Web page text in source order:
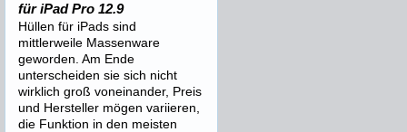
für iPad Pro 12.9
Hüllen für iPads sind
mittlerweile Massenware
geworden. Am Ende
unterscheiden sie sich nicht
wirklich groß voneinander, Preis
und Hersteller mögen variieren,
die Funktion in den meisten